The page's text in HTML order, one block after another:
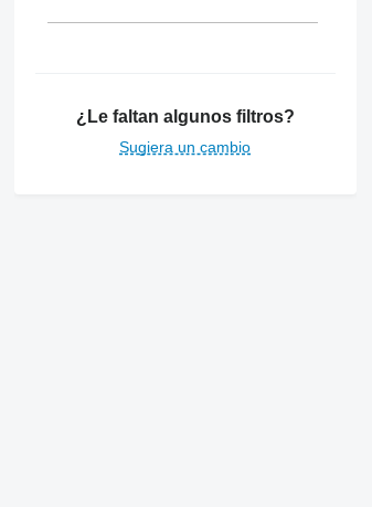
¿Le faltan algunos filtros?
Sugiera un cambio